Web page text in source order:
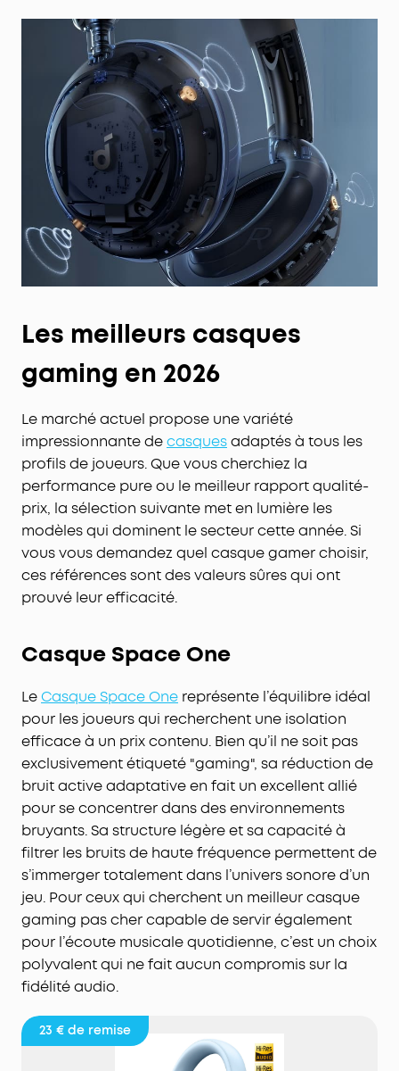
Les meilleurs casques
gaming en 2026
Le marché actuel propose une variété
impressionnante decasquesadaptés à tous les
profils de joueurs. Que vous cherchiez la
performance pure ou le meilleur rapport qualité-
prix, la sélection suivante met en lumière les
modèles qui dominent le secteur cette année. Si
vous vous demandez quel casque gamer choisir,
ces références sont des valeurs sûres qui ont
prouvé leur efficacité.
Casque Space One
LeCasque Space One représente l’équilibre idéal
pour les joueurs qui recherchent une isolation
efficace à un prix contenu. Bien qu’il ne soit pas
exclusivement étiqueté "gaming", sa réduction de
bruit active adaptative en fait un excellent allié
pour se concentrer dans des environnements
bruyants. Sa structure légère et sa capacité à
filtrer les bruits de haute fréquence permettent de
s’immerger totalement dans l’univers sonore d’un
jeu. Pour ceux qui cherchent un meilleur casque
gaming pas cher capable de servir également
pour l’écoute musicale quotidienne, c’est un choix
polyvalent qui ne fait aucun compromis sur la
fidélité audio.
23 € de remise